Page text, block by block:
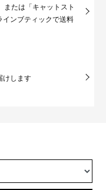
たは「キャットスト
インブティックで送料
けします